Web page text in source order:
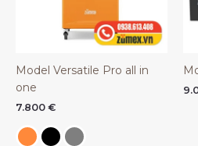
Model Versatile Pro all in
one
7.800 €